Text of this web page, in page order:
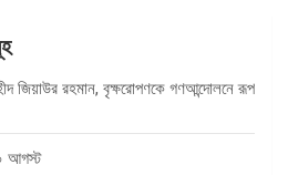
জিয়াউর রহমান, বৃক্ষরোপণকে গণআন্দোলনে রূপ
আগস্ট